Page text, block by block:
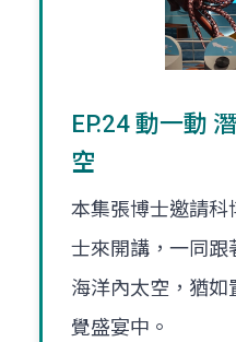
EP.24 動一動
空
本集張博士邀請科
士來開講，一同跟
海洋內太空，猶
覺盛宴中。